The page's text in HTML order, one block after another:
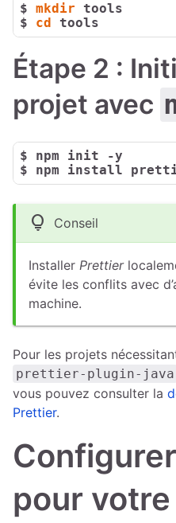
$ mkdir tools
$ cd tools
Étape 2 :
projet avec
$ npm init -y
$ npm install
lightbulb Conseil
Installer Prettier
évite les conflits avec
machine.
Pour les projets
prettier-plugin-java
vous pouvez consulter la
Prettier.
pour